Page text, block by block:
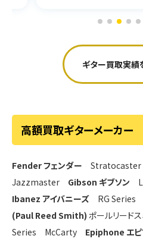
ギター買取実績
高額買取ギターメーカー
Fender フェンダー
Jazzmaster Gibson ギブソン
Ibanez アイバニーズ RG Series
(Paul Reed Smith) ポールリー
Series McCarty Epiphone エピ